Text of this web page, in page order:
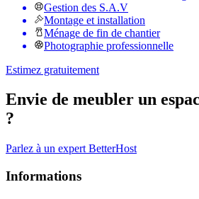
Gestion des S.A.V
Montage et installation
Ménage de fin de chantier
Photographie professionnelle
Estimez gratuitement
Envie de meubler un
?
Parlez à un expert BetterHost
Informations